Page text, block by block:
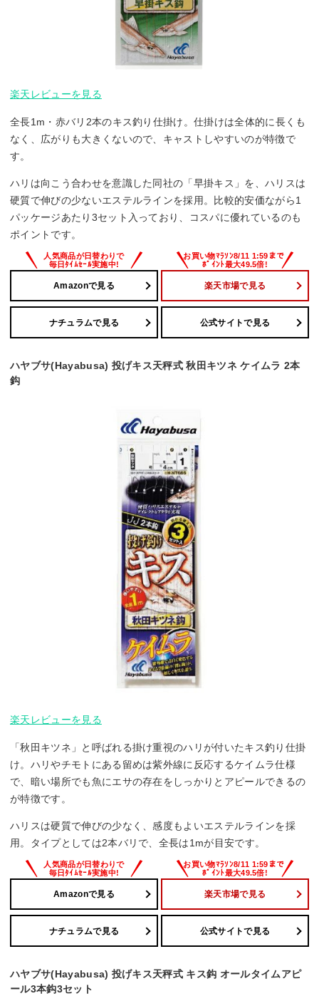
楽天レビューを見る
全長1m・赤バリ2本のキス釣り仕掛け。仕掛けは全体的に長くも
なく、広がりも大きくないので、キャストしやすいのが特徴で
す。
ハリは向こう合わせを意識した同社の「早掛キス」を、ハリスは
硬質で伸びの少ないエステルラインを採用。比較的安価ながら1
パッケージあたり3セット入っており、コスパに優れているのも
ポイントです。
Amazonで見る 楽天市場で見る
ナチュラムで見る 公式サイトで見る
ハヤブサ(Hayabusa) 投げキス天秤式 秋田キツネ ケイムラ 2本
鈎
楽天レビューを見る
「秋田キツネ」と呼ばれる掛け重視のハリが付いたキス釣り仕掛
け。ハリやチモトにある留めは紫外線に反応するケイムラ仕様
で、暗い場所でも魚にエサの存在をしっかりとアピールできるの
が特徴です。
ハリスは硬質で伸びの少なく、感度もよいエステルラインを採
用。タイプとしては2本バリで、全長は1mが目安です。
Amazonで見る 楽天市場で見る
ナチュラムで見る 公式サイトで見る
ハヤブサ(Hayabusa) 投げキス天秤式 キス鈎 オールタイムアピ
ール3本鈎3セット